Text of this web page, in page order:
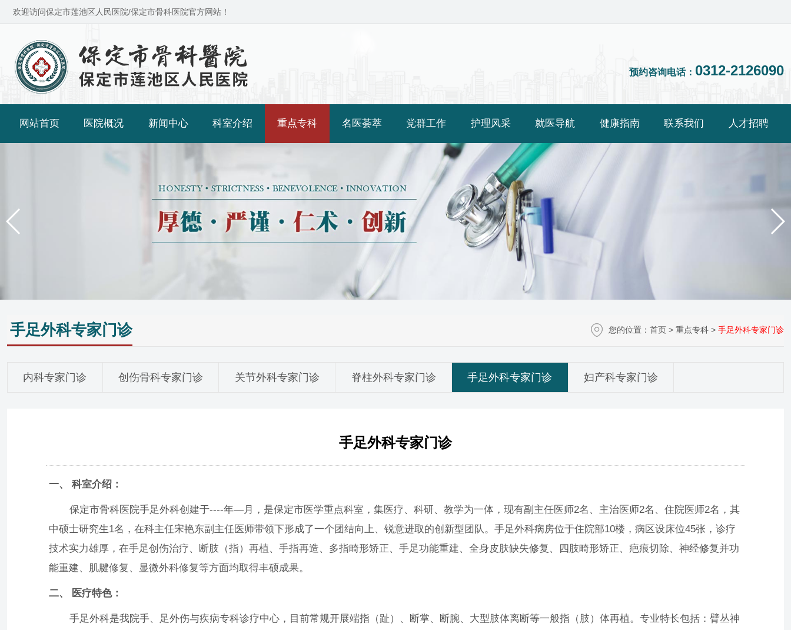
欢迎访问保定市莲池区人民医院/保定市骨科医院官方网站！
预约咨询电话： 0312-2126090
网站首页 医院概况 新闻中心 科室介绍 重点专科 名医荟萃 党群工作 护理风采 就医导航 健康指南 联系我们 人才招聘
您的位置： 首页 > 重点专科 > 手足外科专家门诊
手足外科专家门诊
内科专家门诊 创伤骨科专家门诊 关节外科专家门诊 脊柱外科专家门诊 手足外科专家门诊 妇产科专家门诊
手足外科专家门诊
一、 科室介绍：
保定市骨科医院手足外科创建于----年—月，是保定市医学重点科室，集医疗、科研、教学为一体，现有副主任医师2名、主治医师2名、住院医师2名，其
中硕士研究生1名，在科主任宋艳东副主任医师带领下形成了一个团结向上、锐意进取的创新型团队。手足外科病房位于住院部10楼，病区设床位45张，诊疗
技术实力雄厚，在手足创伤治疗、断肢（指）再植、手指再造、多指畸形矫正、手足功能重建、全身皮肤缺失修复、四肢畸形矫正、疤痕切除、神经修复并功
能重建、肌腱修复、显微外科修复等方面均取得丰硕成果。
二、 医疗特色：
手足外科是我院手、足外伤与疾病专科诊疗中心，目前常规开展端指（趾）、断掌、断腕、大型肢体离断等一般指（肢）体再植。专业特长包括：臂丛神